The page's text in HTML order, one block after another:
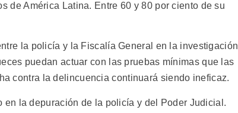
de América Latina. Entre 60 y 80 por ciento de su
la policía y la Fiscalía General en la investigación
puedan actuar con las pruebas mínimas que las
contra la delincuencia continuará siendo ineficaz.
en la depuración de la policía y del Poder Judicial.